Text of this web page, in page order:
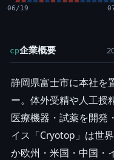
06/19
cp企業概要
静岡県富士市に本社を
ー。体外受精や人工授
医療機器・試薬を開発
イス「Cryotop」は世
か欧州・米国・中国・